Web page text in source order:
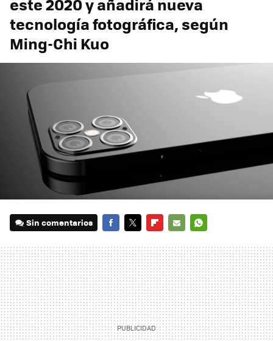
tecnología fotográfica, según
Ming-Chi Kuo
Sin comentarios
MAIL